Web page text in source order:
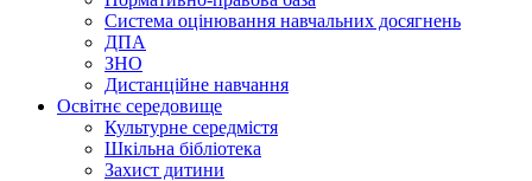
Система оцінювання навчальних досягнень
ДПА
ЗНО
Дистанційне навчання
Освітнє середовище
Культурне середмістя
Шкільна бібліотека
Захист дитини